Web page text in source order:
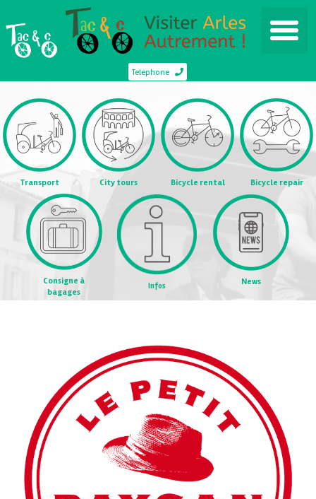
Telephone
Transport City tours Bicycle rental Bicycle repair
Consigne à
bagages
Infos News